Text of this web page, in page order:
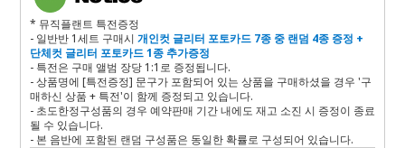
* 뮤직플랜트 특전증정
- 일반반 1세트 구매시 개인컷 글리터 포토카드 7종 중 랜덤 4종 증정 +
단체컷 글리터 포토카드 1종 추가증정
- 특전은 구매 앨범 장당 1:1로 증정됩니다.
- 상품명에 [특전증정] 문구가 포함되어 있는 상품을 구매하셨을 경우 '구
매하신 상품 + 특전'이 함께 증정되고 있습니다.
- 초도한정구성품의 경우 예약판매 기간 내에도 재고 소진 시 증정이 종료
될 수 있습니다.
- 본 음반에 포함된 랜덤 구성품은 동일한 확률로 구성되어 있습니다.